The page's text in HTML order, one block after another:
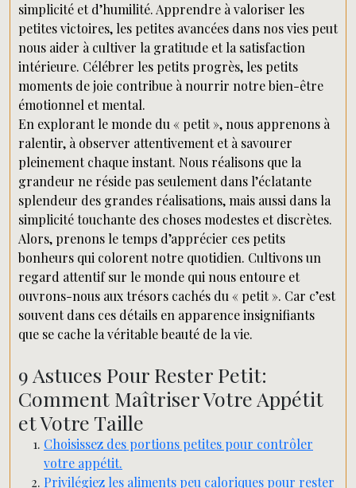
simplicité et d’humilité. Apprendre à valoriser les
petites victoires, les petites avancées dans nos vies peut
nous aider à cultiver la gratitude et la satisfaction
intérieure. Célébrer les petits progrès, les petits
moments de joie contribue à nourrir notre bien-être
émotionnel et mental.
En explorant le monde du « petit », nous apprenons à
ralentir, à observer attentivement et à savourer
pleinement chaque instant. Nous réalisons que la
grandeur ne réside pas seulement dans l’éclatante
splendeur des grandes réalisations, mais aussi dans la
simplicité touchante des choses modestes et discrètes.
Alors, prenons le temps d’apprécier ces petits
bonheurs qui colorent notre quotidien. Cultivons un
regard attentif sur le monde qui nous entoure et
ouvrons-nous aux trésors cachés du « petit ». Car c’est
souvent dans ces détails en apparence insignifiants
que se cache la véritable beauté de la vie.
9 Astuces Pour Rester Petit:
Comment Maîtriser Votre Appétit
et Votre Taille
Choisissez des portions petites pour contrôler
votre appétit.
Privilégiez les aliments peu caloriques pour rester